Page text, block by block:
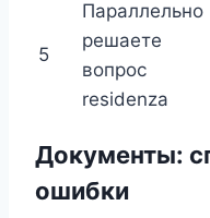
5
Параллельно
решаете
вопрос
residenza
Документы:
ошибки